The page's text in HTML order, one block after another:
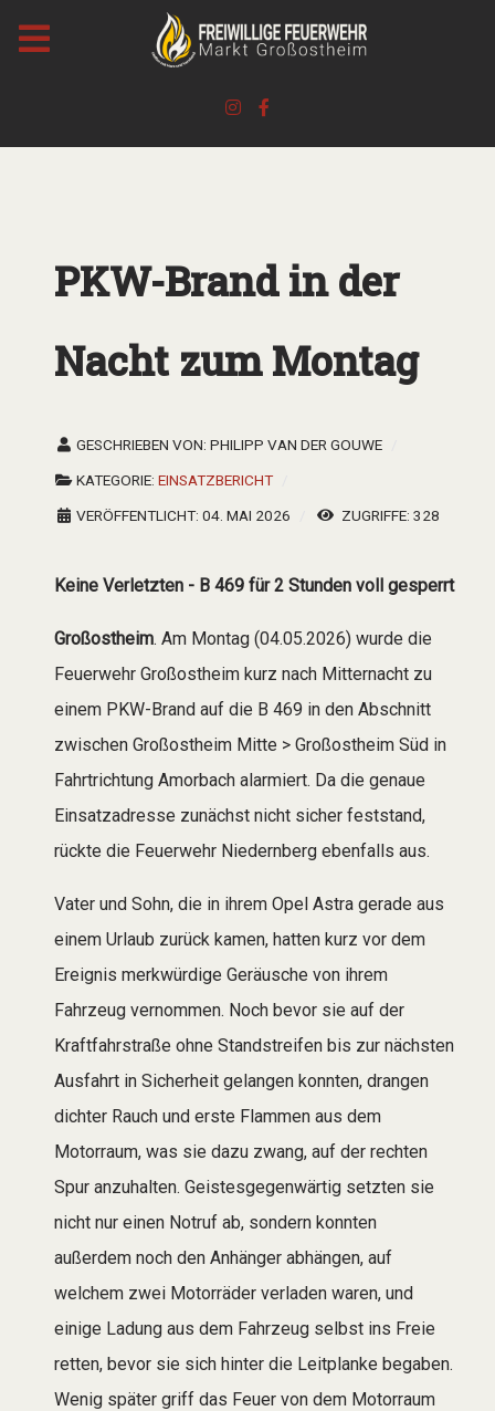
PKW-Brand in der
Nacht zum Montag
GESCHRIEBEN VON: PHILIPP VAN DER GOUWE
KATEGORIE: EINSATZBERICHT
VERÖFFENTLICHT: 04. MAI 2026
ZUGRIFFE: 328
Keine Verletzten - B 469 für 2 Stunden voll gesperrt
Großostheim. Am Montag (04.05.2026) wurde die
Feuerwehr Großostheim kurz nach Mitternacht zu
einem PKW-Brand auf die B 469 in den Abschnitt
zwischen Großostheim Mitte > Großostheim Süd in
Fahrtrichtung Amorbach alarmiert. Da die genaue
Einsatzadresse zunächst nicht sicher feststand,
rückte die Feuerwehr Niedernberg ebenfalls aus.
Vater und Sohn, die in ihrem Opel Astra gerade aus
einem Urlaub zurück kamen, hatten kurz vor dem
Ereignis merkwürdige Geräusche von ihrem
Fahrzeug vernommen. Noch bevor sie auf der
Kraftfahrstraße ohne Standstreifen bis zur nächsten
Ausfahrt in Sicherheit gelangen konnten, drangen
dichter Rauch und erste Flammen aus dem
Motorraum, was sie dazu zwang, auf der rechten
Spur anzuhalten. Geistesgegenwärtig setzten sie
nicht nur einen Notruf ab, sondern konnten
außerdem noch den Anhänger abhängen, auf
welchem zwei Motorräder verladen waren, und
einige Ladung aus dem Fahrzeug selbst ins Freie
retten, bevor sie sich hinter die Leitplanke begaben.
Wenig später griff das Feuer von dem Motorraum